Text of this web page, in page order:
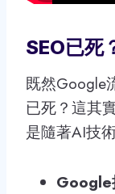
SEO已死
既然Google
已死？這其
是隨著AI技